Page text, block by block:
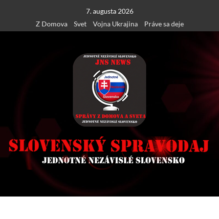
content
7. augusta 2026
Z Domova
Svet Vojna Ukrajina Práve sa deje